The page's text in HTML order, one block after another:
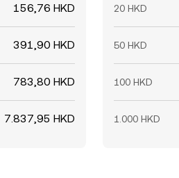
156,76 HKD
391,90 HKD
783,80 HKD
7.837,95 HKD
20 HKD
50 HKD
100 HKD
1.000 HKD